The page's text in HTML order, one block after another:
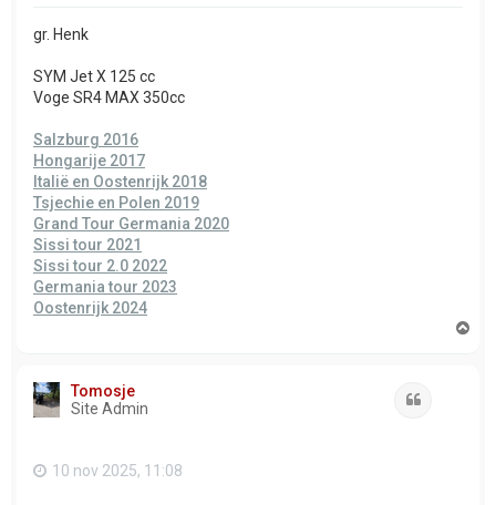
gr. Henk
SYM Jet X 125 cc
Voge SR4 MAX 350cc
Salzburg 2016
Hongarije 2017
Italië en Oostenrijk 2018
Tsjechie en Polen 2019
Grand Tour Germania 2020
Sissi tour 2021
Sissi tour 2.0 2022
Germania tour 2023
Oostenrijk 2024
Tomosje
Site Admin
10 nov 2025, 11:08